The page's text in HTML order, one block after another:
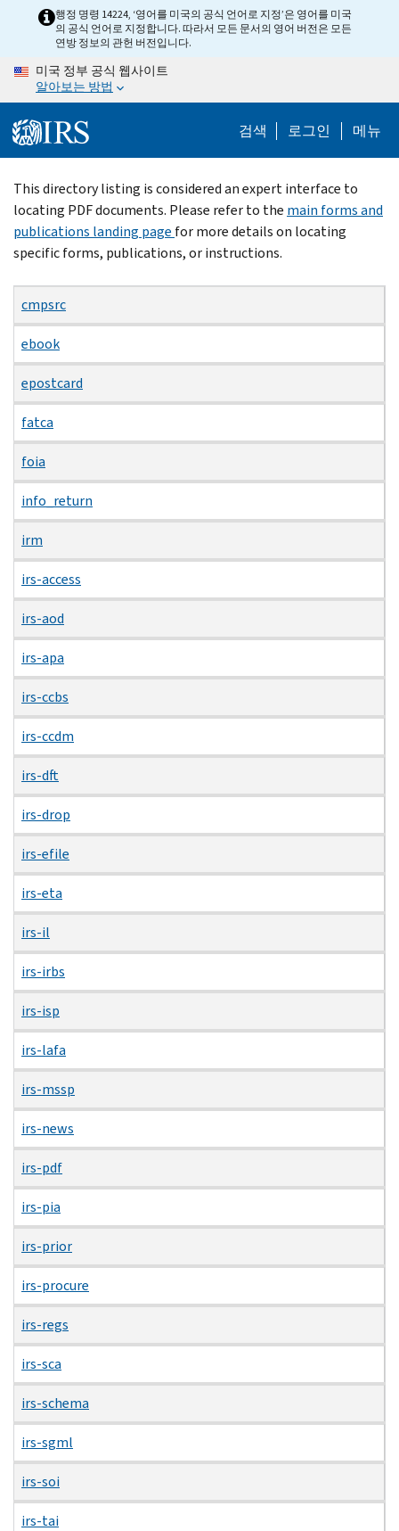
content
행정 명령 14224, ‘영어를 미국의 공식 언어로 지정’은 영어를 미국
의 공식 언어로 지정합니다. 따라서 모든 문서의 영어 버전은 모든
연방 정보의 관헌 버전입니다.
미국 정부 공식 웹사이트
알아보는 방법
검색 로그인 메뉴
Beginning
of
main
content
This directory listing is considered an expert interface to
locating PDF documents. Please refer to the main forms and
publications landing page for more details on locating
specific forms, publications, or instructions.
cmpsrc
ebook
epostcard
fatca
foia
info_return
irm
irs-access
irs-aod
irs-apa
irs-ccbs
irs-ccdm
irs-dft
irs-drop
irs-efile
irs-eta
irs-il
irs-irbs
irs-isp
irs-lafa
irs-mssp
irs-news
irs-pdf
irs-pia
irs-prior
irs-procure
irs-regs
irs-sca
irs-schema
irs-sgml
irs-soi
irs-tai